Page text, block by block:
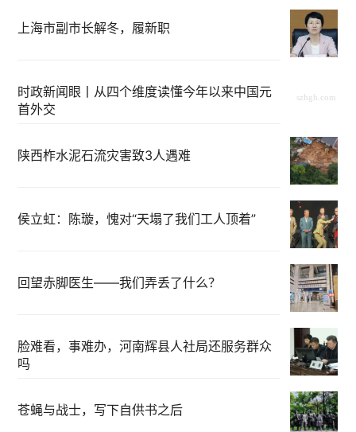
上海市副市长解冬，履新职
时政新闻眼丨从四个维度读懂今年以来中国元
首外交
陕西柞水泥石流灾害致3人遇难
侯立虹：陈璇，愧对“天塌了我们工人顶着”
回望赤脚医生——我们弄丢了什么？
脸难看，事难办，河南辉县人社局还服务群众
吗
苍蝇与战士，写下自供书之后